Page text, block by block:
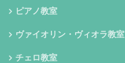
ピアノ教室
ヴァイオリン・ヴィオラ教室
チェロ教室